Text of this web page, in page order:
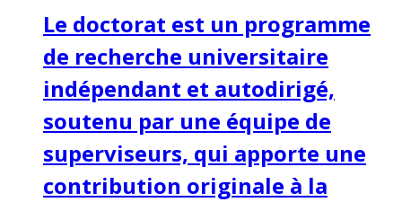
Le doctorat est un programme
de recherche universitaire
indépendant et autodirigé,
soutenu par une équipe de
superviseurs, qui apporte une
contribution originale à la